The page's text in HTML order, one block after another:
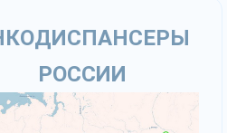
РОССИИ